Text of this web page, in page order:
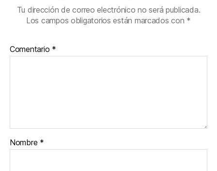
Tu dirección de correo electrónico no será publicada.
Los campos obligatorios están marcados con *
Comentario *
Nombre *